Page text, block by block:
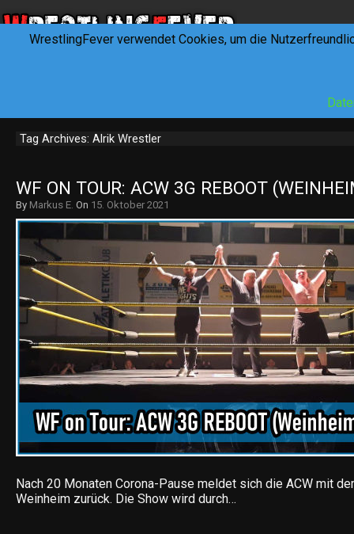
Tag Archives: Alrik Wrestler
WF ON TOUR: ACW 3G REBOOT
By Markus E. On 15. Oktober 2021
Nach 20 Monaten Corona-Pause meldet sich die ACW mit
Weinheim zurück. Die Show wird durch…
WrestlingFever verwendet Cookies, um die